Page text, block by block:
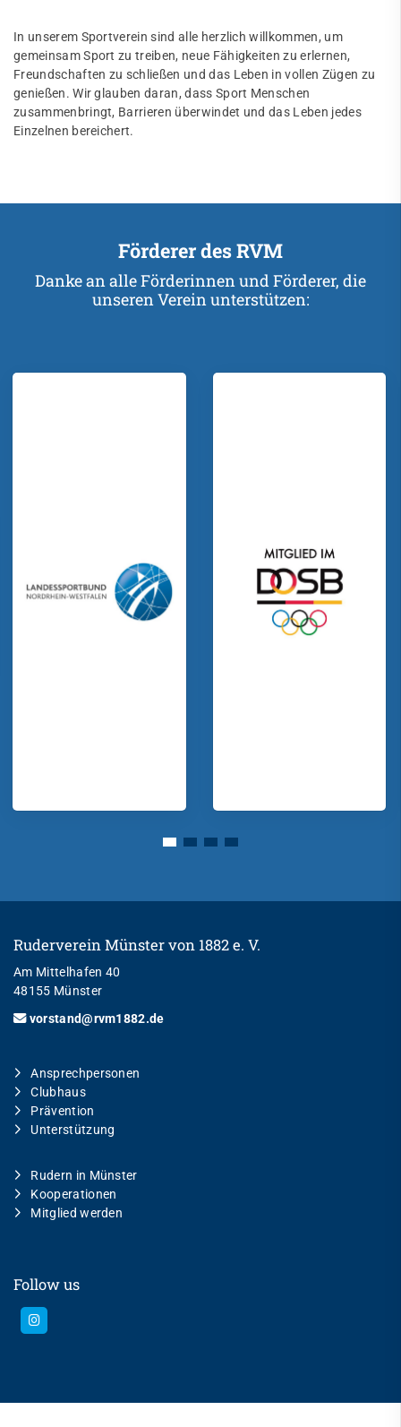
In unserem Sportverein sind alle herzlich willkommen, um
gemeinsam Sport zu treiben, neue Fähigkeiten zu erlernen,
Freundschaften zu schließen und das Leben in vollen Zügen zu
genießen. Wir glauben daran, dass Sport Menschen
zusammenbringt, Barrieren überwindet und das Leben jedes
Einzelnen bereichert.
Förderer des RVM
Danke an alle Förderinnen und Förderer, die
unseren Verein unterstützen:
Ruderverein Münster von 1882 e. V.
Am Mittelhafen 40
48155 Münster
vorstand@rvm1882.de
Ansprechpersonen
Clubhaus
Prävention
Unterstützung
Rudern in Münster
Kooperationen
Mitglied werden
Follow us